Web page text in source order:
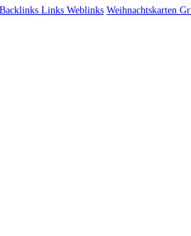
Links Weblinks Weihnachtskarten